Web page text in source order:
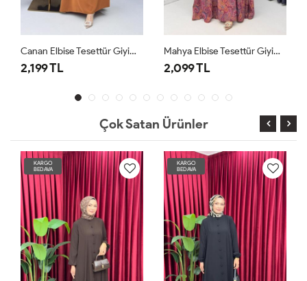
2,099 TL 2,399 TL
Çok Satan Ürünler
KARGO
BEDAVA